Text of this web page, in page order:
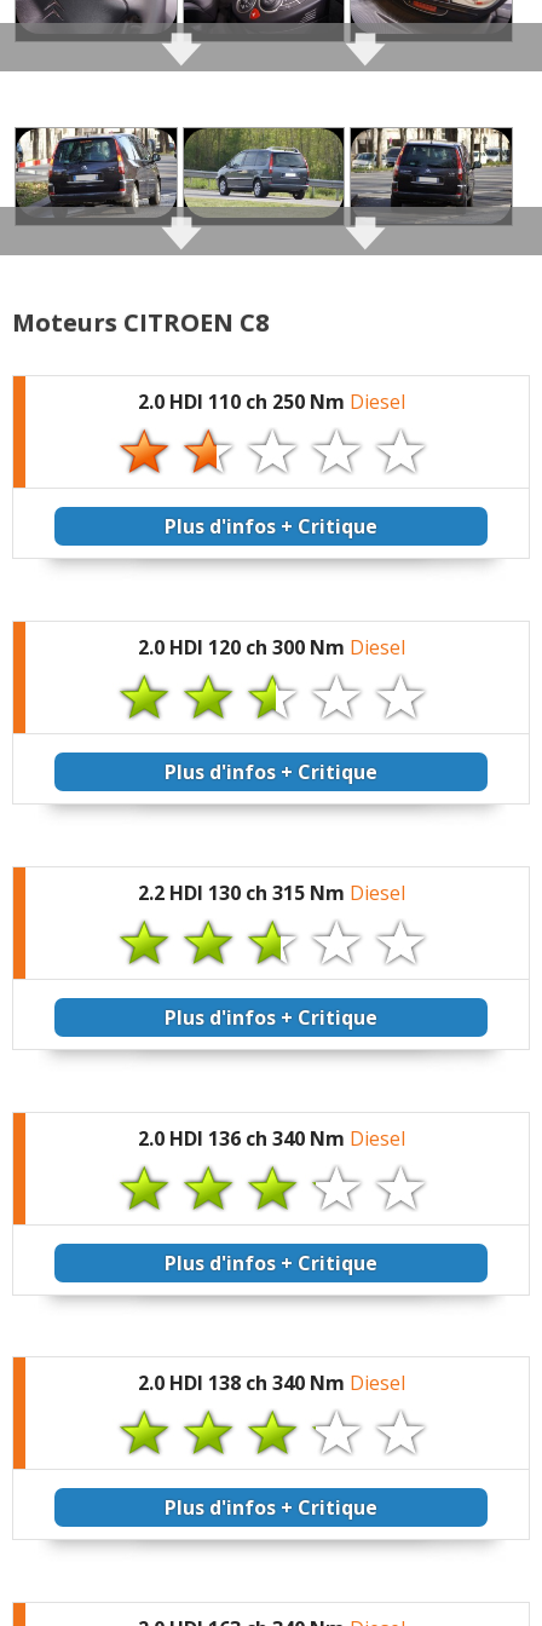
Commenter cet avis
après validation)
Tous les autresavis >>
Moteurs CITROEN C8
2.0 HDI 110 ch 250 Nm Diesel
Plus d'infos + Critique
2.0 HDI 120 ch 300 Nm Diesel
Plus d'infos + Critique
2.2 HDI 130 ch 315 Nm Diesel
Plus d'infos + Critique
2.0 HDI 136 ch 340 Nm Diesel
Plus d'infos + Critique
2.0 HDI 138 ch 340 Nm Diesel
Plus d'infos + Critique